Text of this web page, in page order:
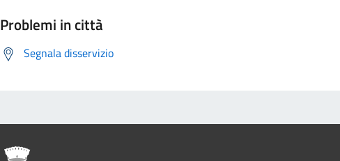
Problemi in città
Segnala disservizio